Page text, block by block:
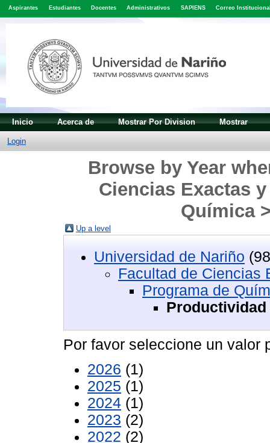
Aspirantes Estudiantes Docentes Administrativos SAPIENS Correo
Inicio Acerca de Mostrar Por Division Mostrar
Login
Browse by Year
Ciencias Exactas
Química
Up a level
Universidad de Nariño
Facultad de Ciencias
Programa de
Productividad
Por favor seleccione un valor
2026 (1)
2025 (1)
2024 (1)
2023 (2)
2022 (2)